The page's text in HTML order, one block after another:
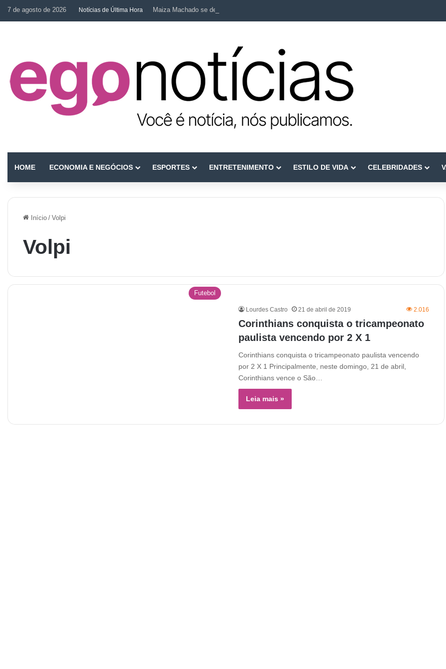
7 de agosto de 2026 Notícias de Última Hora Maiza Machado se destaca como referência em terapia capilar e saúde do couro cabeludo
HOME ECONOMIA E NEGÓCIOS ESPORTES ENTRETENIMENTO ESTILO DE VIDA CELEBRIDADES
Início / Volpi
Volpi
Futebol
Lourdes Castro 21 de abril de 2019 2.016
Corinthians conquista o tricampeonato
paulista vencendo por 2 X 1
Corinthians conquista o tricampeonato paulista vencendo
por 2 X 1 Principalmente, neste domingo, 21 de abril,
Corinthians vence o São…
Leia mais »